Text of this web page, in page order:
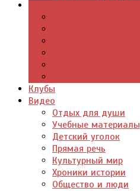
Клубы
Видео
Отдых для души
Учебные материалы
Детский уголок
Прямая речь
Культурный мир
Хроники истории
Общество и люди